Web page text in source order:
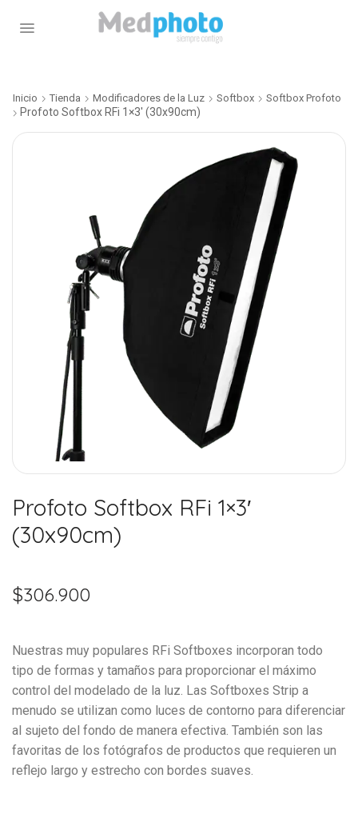
Inicio Tienda Modificadores de la Luz Softbox Softbox Profoto
Profoto Softbox RFi 1×3′ (30x90cm)
Profoto Softbox RFi 1×3′
(30x90cm)
$306.900
Nuestras muy populares RFi Softboxes incorporan todo
tipo de formas y tamaños para proporcionar el máximo
control del modelado de la luz. Las Softboxes Strip a
menudo se utilizan como luces de contorno para diferenciar
al sujeto del fondo de manera efectiva. También son las
favoritas de los fotógrafos de productos que requieren un
reflejo largo y estrecho con bordes suaves.